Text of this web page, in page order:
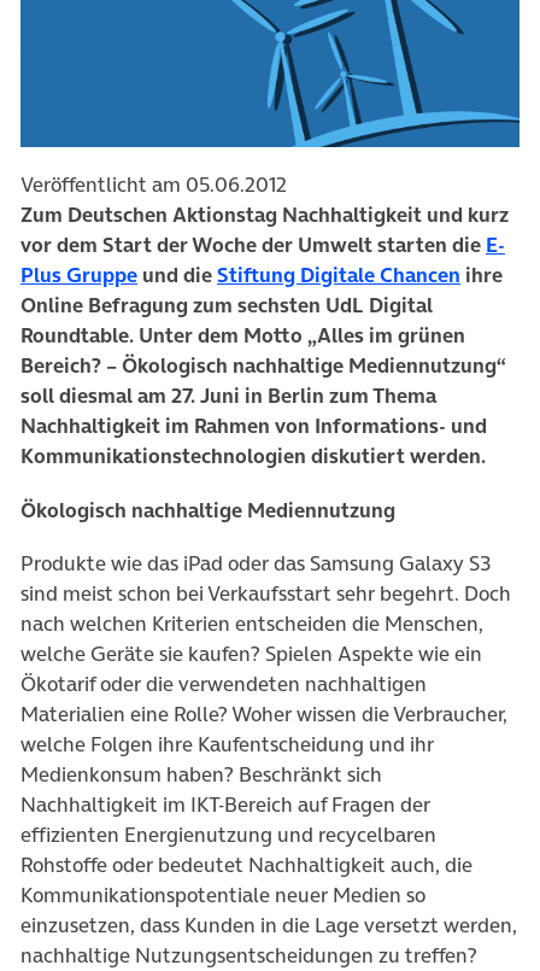
Veröffentlicht am 05.06.2012
Zum Deutschen Aktionstag Nachhaltigkeit und kurz
vor dem Start der Woche der Umwelt starten die E-
Plus Gruppe und dieStiftung Digitale Chancen (öffnet
ihre
Online Befragung zum sechsten UdL Digital
Roundtable. Unter dem Motto „Alles im grünen
Bereich? – Ökologisch nachhaltige Mediennutzung“
soll diesmal am 27. Juni in Berlin zum Thema
Nachhaltigkeit im Rahmen von Informations- und
Kommunikationstechnologien diskutiert werden.
Ökologisch nachhaltige Mediennutzung
Produkte wie das iPad oder das Samsung Galaxy S3
sind meist schon bei Verkaufsstart sehr begehrt. Doch
nach welchen Kriterien entscheiden die Menschen,
welche Geräte sie kaufen? Spielen Aspekte wie ein
Ökotarif oder die verwendeten nachhaltigen
Materialien eine Rolle? Woher wissen die Verbraucher,
welche Folgen ihre Kaufentscheidung und ihr
Medienkonsum haben? Beschränkt sich
Nachhaltigkeit im IKT-Bereich auf Fragen der
effizienten Energienutzung und recycelbaren
Rohstoffe oder bedeutet Nachhaltigkeit auch, die
Kommunikationspotentiale neuer Medien so
einzusetzen, dass Kunden in die Lage versetzt werden,
nachhaltige Nutzungsentscheidungen zu treffen?